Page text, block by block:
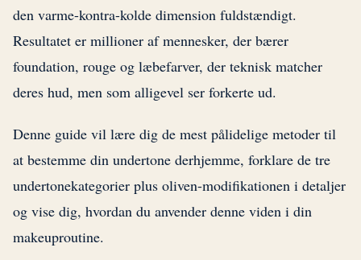
den varme-kontra-kolde dimension fuldstændigt.
Resultatet er millioner af mennesker, der bærer
foundation, rouge og læbefarver, der teknisk matcher
deres hud, men som alligevel ser forkerte ud.
Denne guide vil lære dig de mest pålidelige metoder til
at bestemme din undertone derhjemme, forklare de tre
undertonekategorier plus oliven-modifikationen i detaljer
og vise dig, hvordan du anvender denne viden i din
makeuproutine.